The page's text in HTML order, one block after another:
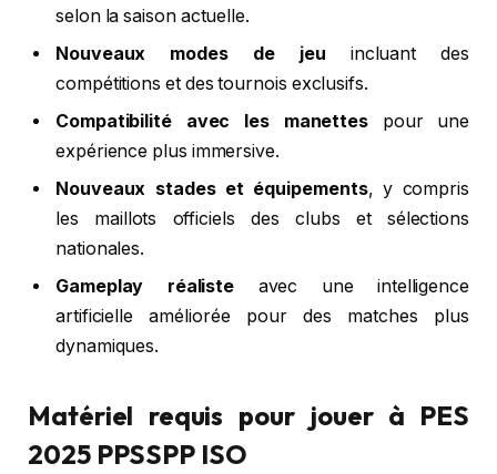
selon la saison actuelle.
Nouveaux modes de jeu incluant des
compétitions et des tournois exclusifs.
Compatibilité avec les manettes pour une
expérience plus immersive.
Nouveaux stades et équipements, y compris
les maillots officiels des clubs et sélections
nationales.
Gameplay réaliste avec une intelligence
artificielle améliorée pour des matches plus
dynamiques.
Matériel requis pour jouer à PES
2025 PPSSPP ISO